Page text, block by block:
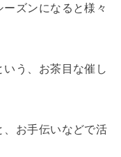
ズンになると様々
う、お茶目な催し
、お手伝いなどで活